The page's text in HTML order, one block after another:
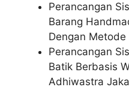
Perancangan
Barang
Dengan Metode
Perancangan
Batik Berbasis
Adhiwastra